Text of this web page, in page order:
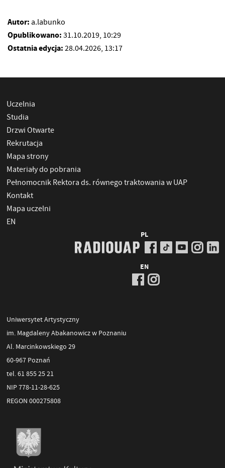
Autor: a.labunko
Opublikowano: 31.10.2019, 10:29
Ostatnia edycja: 28.04.2026, 13:17
Uczelnia
Studia
Drzwi Otwarte
Rekrutacja
Mapa strony
Materiały do pobrania
Pełnomocnik Rektora ds. równego traktowania w UAP
Kontakt
Mapa uczelni
EN
PL
EN
Uniwersytet Artystyczny
im. Magdaleny Abakanowicz w Poznaniu
Al. Marcinkowskiego 29
60-967 Poznań
tel. 61 855 25 21
NIP 778-11-28-625
REGON 000275808